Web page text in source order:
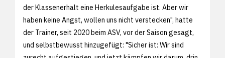
der Klassenerhalt eine Herkulesaufgabe ist. Aber wir
haben keine Angst, wollen uns nicht verstecken", hatte
der Trainer, seit 2020 beim ASV, vor der Saison gesagt,
und selbstbewusst hinzugefügt: "Sicher ist: Wir sind